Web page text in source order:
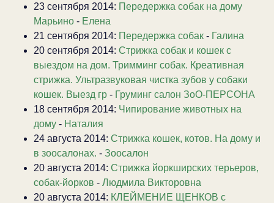
23 сентября 2014: Передержка собак на дому
Марьино - Елена
21 сентября 2014: Передержка собак - Галина
20 сентября 2014: Стрижка собак и кошек с
выездом на дом. Тримминг собак. Креативная
стрижка. Ультразвуковая чистка зубов у собаки
кошек. Выезд гр - Груминг салон ЗоО-ПЕРСОНА
18 сентября 2014: Чипирование животных на
дому - Наталия
24 августа 2014: Стрижка кошек, котов. На дому и
в зоосалонах. - Зоосалон
20 августа 2014: Стрижка йоркширских терьеров,
собак-йорков - Людмила Викторовна
20 августа 2014: КЛЕЙМЕНИЕ ЩЕНКОВ с